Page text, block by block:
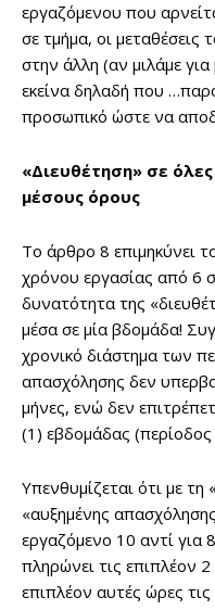
εργαζόμενου που
σε τμήμα, οι μεταθέσεις
στην άλλη (αν μιλάμε
εκείνα δηλαδή που
προσωπικό ώστε να
«Διευθέτηση» σε
μέσους όρους
Το άρθρο 8 επιμηκύνει
χρόνου εργασίας από 6
δυνατότητα της
μέσα σε μία βδομάδα!
χρονικό διάστημα των
απασχόλησης δεν
μήνες, ενώ δεν
(1) εβδομάδας
Υπενθυμίζεται ότι με τη
«αυξημένης
εργαζόμενο 10 αντί για
πληρώνει τις επιπλέον 2
επιπλέον αυτές ώρες